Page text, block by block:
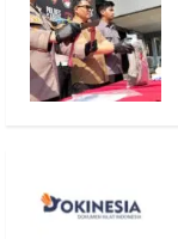
Redaksi 01